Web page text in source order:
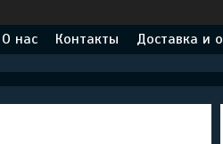
О нас Контакты Доставка и